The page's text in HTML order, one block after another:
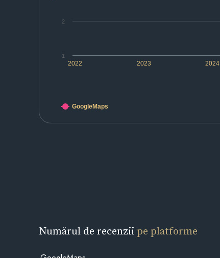
2022 2023 2024
1
2
GoogleMaps
Numărul de recenziipe platforme